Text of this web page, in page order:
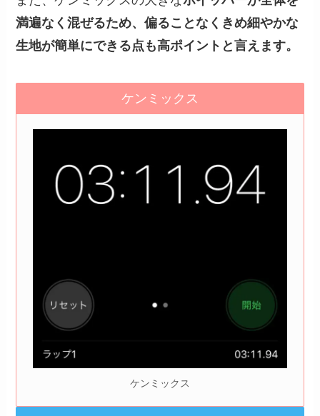
満遍なく混ぜるため、偏ることなくきめ細やかな
生地が簡単にできる点も高ポイントと言えます。
ケンミックス
ケンミックス